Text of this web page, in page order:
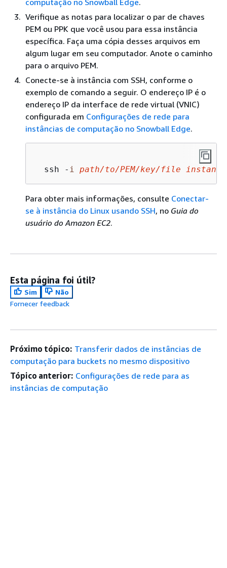
computação no Snowball Edge.
Verifique as notas para localizar o par de chaves
PEM ou PPK que você usou para essa instância
específica. Faça uma cópia desses arquivos em
algum lugar em seu computador. Anote o caminho
para o arquivo PEM.
Conecte-se à instância com SSH, conforme o
exemplo de comando a seguir. O endereço IP é o
endereço IP da interface de rede virtual (VNIC)
configurada em Configurações de rede para
instâncias de computação no Snowball Edge.
  ssh -
i path/to/PEM/key/file
Para obter mais informações, consulte Conectar-
se à instância do Linux usando SSH, no Guia do
usuário do Amazon EC2.
Esta página foi útil?
Sim
Não
Fornecer feedback
Próximo tópico: Transferir dados de instâncias de
computação para buckets no mesmo dispositivo
Tópico anterior: Configurações de rede para as
instâncias de computação